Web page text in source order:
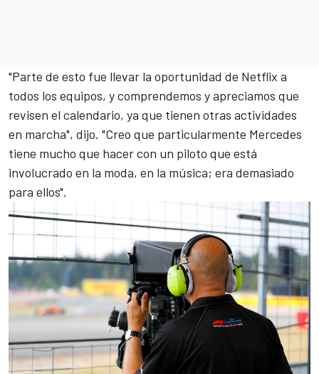
"Parte de esto fue llevar la oportunidad de Netflix a
todos los equipos, y comprendemos y apreciamos que
revisen el calendario, ya que tienen otras actividades
en marcha", dijo. "Creo que particularmente Mercedes
tiene mucho que hacer con un piloto que está
involucrado en la moda, en la música; era demasiado
para ellos".